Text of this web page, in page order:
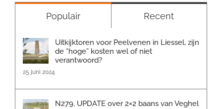
Populair Recent
Uitkijktoren voor Peelvenen in Liessel, zijn
de “hoge” kosten wel of niet
verantwoord?
25 juni 2024
N279, UPDATE over 2×2 baans van Veghel